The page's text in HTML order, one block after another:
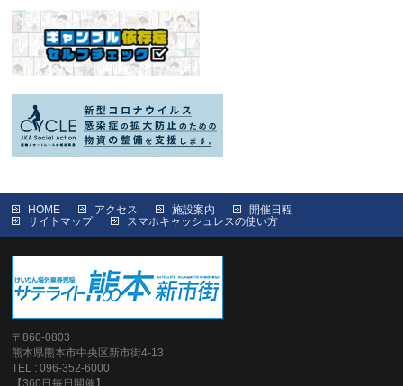
HOME アクセス 施設案内
開催日程
サイトマップ
スマホキャッシュレスの使い方
〒860-0803
熊本県熊本市中央区新市街4-13
TEL : 096-352-6000
【360日毎日開催】